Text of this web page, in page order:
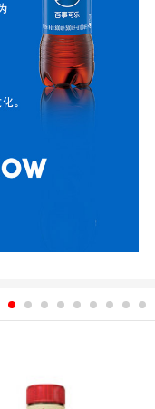
2 3 4 5 6 7 8 9 10